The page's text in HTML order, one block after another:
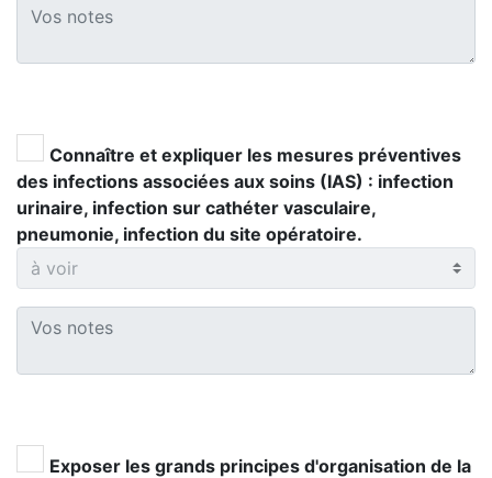
Connaître et expliquer les mesures préventives
des infections associées aux soins (IAS) : infection
urinaire, infection sur cathéter vasculaire,
pneumonie, infection du site opératoire.
Exposer les grands principes d'organisation de la